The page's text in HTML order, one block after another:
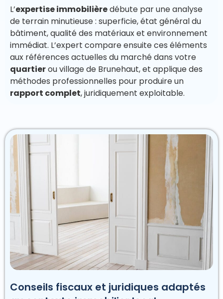
L’expertise immobilièredébute par une analyse
de terrain minutieuse : superficie, état général du
bâtiment, qualité des matériaux et environnement
immédiat. L’expert compare ensuite ces éléments
aux références actuelles du marché dans votre
quartierou village de Brunehaut, et applique des
méthodes professionnelles pour produire un
rapport complet, juridiquement exploitable.
Conseils fiscaux et juridiques adaptés